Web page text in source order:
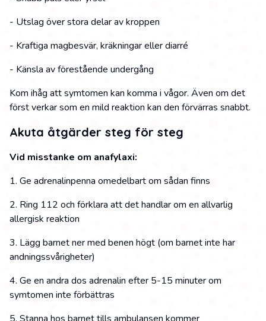
- Utslag över stora delar av kroppen
- Kraftiga magbesvär, kräkningar eller diarré
- Känsla av förestående undergång
Kom ihåg att symtomen kan komma i vågor. Även om det
först verkar som en mild reaktion kan den förvärras snabbt.
Akuta åtgärder steg för steg
Vid misstanke om anafylaxi:
1. Ge adrenalinpenna omedelbart om sådan finns
2. Ring 112 och förklara att det handlar om en allvarlig
allergisk reaktion
3. Lägg barnet ner med benen högt (om barnet inte har
andningssvårigheter)
4. Ge en andra dos adrenalin efter 5-15 minuter om
symtomen inte förbättras